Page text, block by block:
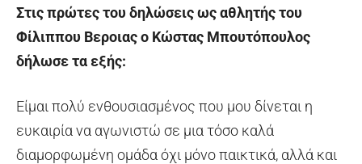
Στις πρώτες του δηλώσεις ως αθλητής του
Φίλιππου Βεροιας ο Κώστας Μπουτόπουλος
δήλωσε τα εξής:
Είμαι πολύ ενθουσιασμένος που μου δίνεται η
ευκαιρία να αγωνιστώ σε μια τόσο καλά
διαμορφωμένη ομάδα όχι μόνο παικτικά, αλλά και